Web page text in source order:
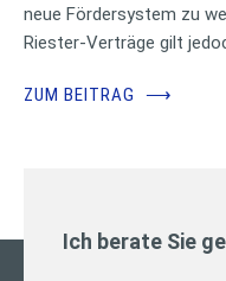
neue Fördersystem zu
Riester-Verträge gilt
ZUM BEITRAG ⟶
Ich berate Sie